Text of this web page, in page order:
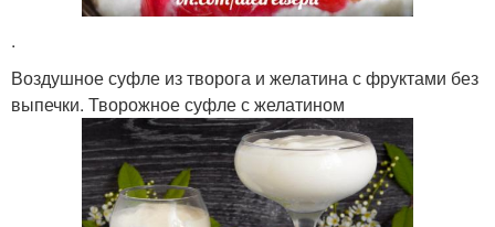
.
Воздушное суфле из творога и желатина с фруктами без
выпечки. Творожное суфле с желатином